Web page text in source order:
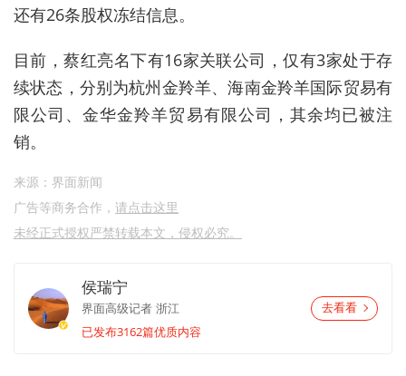
还有26条股权冻结信息。
目前，蔡红亮名下有16家关联公司，仅有3家处于存
续状态，分别为杭州金羚羊、海南金羚羊国际贸易有
限公司、金华金羚羊贸易有限公司，其余均已被注
销。
来源：界面新闻
广告等商务合作， 请点击这里
未经正式授权严禁转载本文，侵权必究。
侯瑞宁
界面高级记者 浙江
已发布3162篇优质内容
去看看